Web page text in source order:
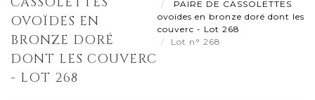
OVOÏDES EN
BRONZE DORÉ
DONT LES COUVERC
- LOT 268
PAIRE DE CASSOLETTES
ovoïdes en bronze doré dont les
couverc - Lot 268
Lot n° 268